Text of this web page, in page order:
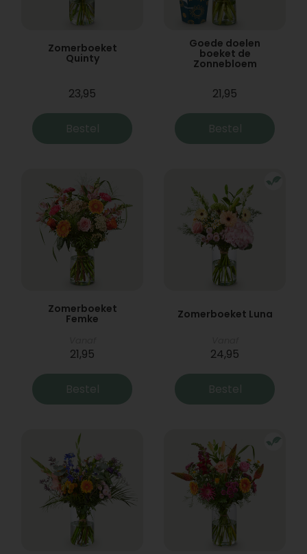
Zomerboeket
Quinty
23,95
Bestel
Goede doelen
boeket de
Zonnebloem
21,95
Bestel
Zomerboeket
Femke
21,95
Bestel
Zomerboeket Luna
24,95
Bestel